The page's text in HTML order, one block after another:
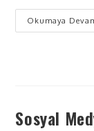
Okumaya
Sosyal